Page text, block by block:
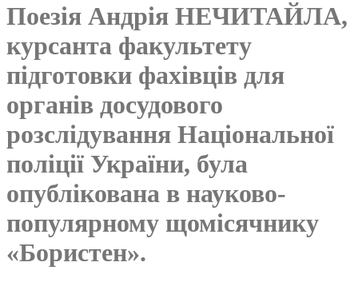
Поезія Андрія НЕЧИТАЙЛА,
курсанта факультету
підготовки фахівців для
органів досудового
розслідування Національної
поліції України, була
опублікована в науково-
популярному щомісячнику
«Бористен».